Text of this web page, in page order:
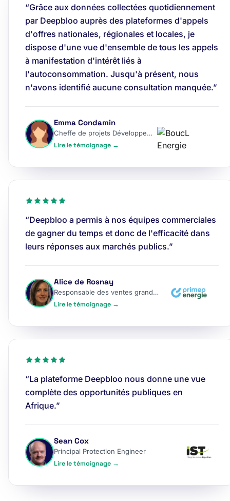
“Grâce aux données collectées quotidiennement
par Deepbloo auprès des plateformes d'appels
d'offres nationales, régionales et locales, je
dispose d'une vue d'ensemble de tous les appels
à manifestation d'intérêt liés à
l'autoconsommation. Jusqu'à présent, nous
n'avons identifié aucune consultation manquée.”
Emma Condamin
Cheffe de projets Développement
Lire le témoignage →
“Deepbloo a permis à nos équipes commerciales
de gagner du temps et donc de l'efficacité dans
leurs réponses aux marchés publics.”
Alice de Rosnay
Responsable des ventes grands comptes
Lire le témoignage →
“La plateforme Deepbloo nous donne une vue
complète des opportunités publiques en
Afrique.”
Sean Cox
Principal Protection Engineer
Lire le témoignage →